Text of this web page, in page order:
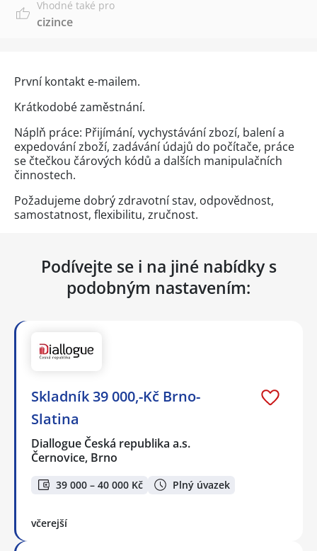
Vhodné také pro
cizince
První kontakt e-mailem.
Krátkodobé zaměstnání.
Náplň práce: Přijímání, vychystávání zbozí, balení a
expedování zboží, zadávání údajů do počítače, práce
se čtečkou čárových kódů a dalších manipulačních
činnostech.
Požadujeme dobrý zdravotní stav, odpovědnost,
samostatnost, flexibilitu, zručnost.
Podívejte se i na jiné nabídky s
podobným nastavením:
Skladník 39 000,-Kč Brno-
Slatina
Diallogue Česká republika a.s.
Černovice, Brno
39 000 – 40 000 Kč Plný úvazek
včerejší